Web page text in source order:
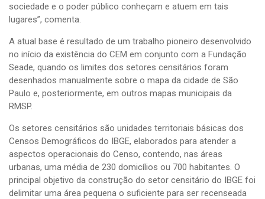
sociedade e o poder público conheçam e atuem em tais
lugares”, comenta.
A atual base é resultado de um trabalho pioneiro desenvolvido
no início da existência do CEM em conjunto com a Fundação
Seade, quando os limites dos setores censitários foram
desenhados manualmente sobre o mapa da cidade de São
Paulo e, posteriormente, em outros mapas municipais da
RMSP.
Os setores censitários são unidades territoriais básicas dos
Censos Demográficos do IBGE, elaborados para atender a
aspectos operacionais do Censo, contendo, nas áreas
urbanas, uma média de 230 domicílios ou 700 habitantes. O
principal objetivo da construção do setor censitário do IBGE foi
delimitar uma área pequena o suficiente para ser recenseada